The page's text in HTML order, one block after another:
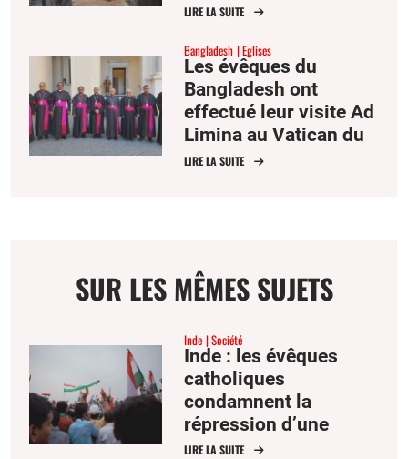
LIRE LA SUITE
Bangladesh Eglises
Les évêques du
Bangladesh ont
effectué leur visite Ad
Limina au Vatican du
22 au 27 juin.
LIRE LA SUITE
SUR LES MÊMES SUJETS
Inde Société
Inde : les évêques
catholiques
condamnent la
répression d’une
manifestation
LIRE LA SUITE